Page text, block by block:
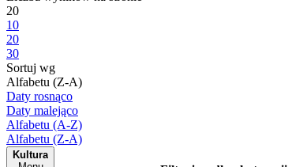
20
10
20
30
Sortuj wg
Alfabetu (Z-A)
Daty rosnąco
Daty malejąco
Alfabetu (A-Z)
Alfabetu (Z-A)
Kultura